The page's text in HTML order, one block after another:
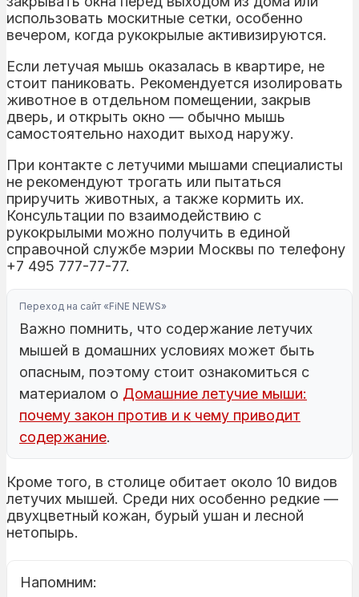
использовать москитные сетки, особенно
вечером, когда рукокрылые активизируются.
Если летучая мышь оказалась в квартире, не
стоит паниковать. Рекомендуется изолировать
животное в отдельном помещении, закрыв
дверь, и открыть окно — обычно мышь
самостоятельно находит выход наружу.
При контакте с летучими мышами специалисты
не рекомендуют трогать или пытаться
приручить животных, а также кормить их.
Консультации по взаимодействию с
рукокрылыми можно получить в единой
справочной службе мэрии Москвы по телефону
+7 495 777-77-77.
Переход на сайт «FiNE NEWS»
Важно помнить, что содержание летучих
мышей в домашних условиях может быть
опасным, поэтому стоит ознакомиться с
материалом о Домашние летучие мыши:
почему закон против и к чему приводит
содержание.
Кроме того, в столице обитает около 10 видов
летучих мышей. Среди них особенно редкие —
двухцветный кожан, бурый ушан и лесной
нетопырь.
Напомним: